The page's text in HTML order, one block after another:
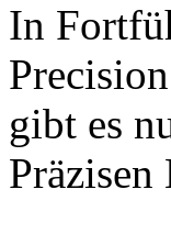
In
gibt es